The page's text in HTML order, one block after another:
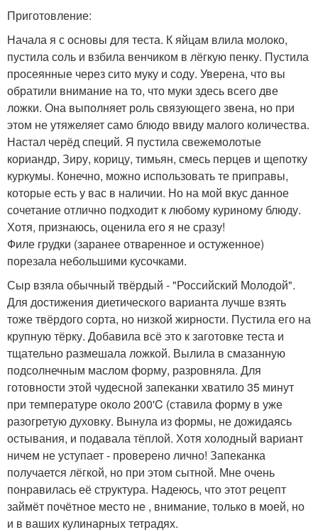
Приготовление:
Начала я с основы для теста. К яйцам влила молоко,
пустила соль и взбила венчиком в лёгкую пенку. Пустила
просеянные через сито муку и соду. Уверена, что вы
обратили внимание на то, что муки здесь всего две
ложки. Она выполняет роль связующего звена, но при
этом не утяжеляет само блюдо ввиду малого количества.
Настал черёд специй. Я пустила свежемолотые
кориандр, Зиру, корицу, тимьян, смесь перцев и щепотку
куркумы. Конечно, можно использовать те приправы,
которые есть у вас в наличии. Но на мой вкус данное
сочетание отлично подходит к любому куриному блюду.
Хотя, признаюсь, оценила его я не сразу!
Филе грудки (заранее отваренное и остуженное)
порезала небольшими кусочками.
Сыр взяла обычный твёрдый - "Российский Молодой".
Для достижения диетического варианта лучше взять
тоже твёрдого сорта, но низкой жирности. Пустила его на
крупную тёрку. Добавила всё это к заготовке теста и
тщательно размешала ложкой. Вылила в смазанную
подсолнечным маслом форму, разровняла. Для
готовности этой чудесной запеканки хватило 35 минут
при температуре около 200'C (ставила форму в уже
разогретую духовку. Вынула из формы, не дожидаясь
остывания, и подавала тёплой. Хотя холодный вариант
ничем не уступает - проверено лично! Запеканка
получается лёгкой, но при этом сытной. Мне очень
понравилась её структура. Надеюсь, что этот рецепт
займёт почётное место не , внимание, только в моей, но
и в ваших кулинарных тетрадях.